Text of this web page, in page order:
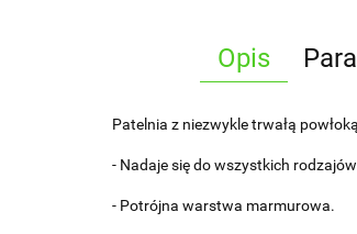
Opis
Patelnia z niezwykle trwałą
- Nadaje się do wszystkich
- Potrójna warstwa marmurowa.